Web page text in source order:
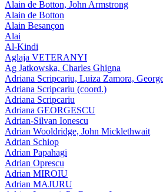
Alain de Botton, John Armstrong
Alain de Botton
Alain Besançon
Alai
Al-Kindi
Aglaja VETERANYI
Ag Jatkowska, Charles Ghigna
Adriana Scripcariu, Luiza Zamora,
Adriana Scripcariu (coord.)
Adriana Scripcariu
Adriana GEORGESCU
Adrian-Silvan Ionescu
Adrian Wooldridge, John Micklethwait
Adrian Schiop
Adrian Papahagi
Adrian Oprescu
Adrian MIROIU
Adrian MAJURU